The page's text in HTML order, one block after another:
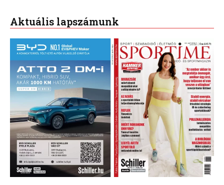
Aktuális lapszámunk